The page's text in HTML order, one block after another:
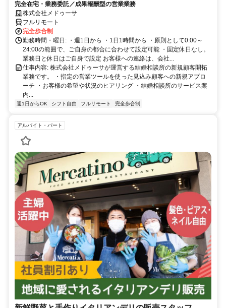
完全在宅・業務委託／成果報酬型の営業業務
株式会社メドゥーサ
フルリモート
完全歩合制
勤務時間・曜日: ・週1日から ・1日1時間から ・原則として0:00～
24:00の範囲で、ご自身の都合に合わせて設定可能 ・固定休日なし。
業務日と休日はご自身で設定 お客様への連絡は、会社...
仕事内容: 株式会社メドゥーサが運営する結婚相談所の新規顧客開拓
業務です。 ・指定の営業ツールを使った見込み顧客への新規アプロ
ーチ ・お客様の希望や状況のヒアリング ・結婚相談所のサービス案
内...
週1日からOK シフト自由 フルリモート 完全歩合制
アルバイト・パート